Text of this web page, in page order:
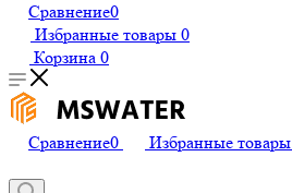
Сравнение0
Избранные товары 0
Корзина 0
Сравнение0 Избранные товары